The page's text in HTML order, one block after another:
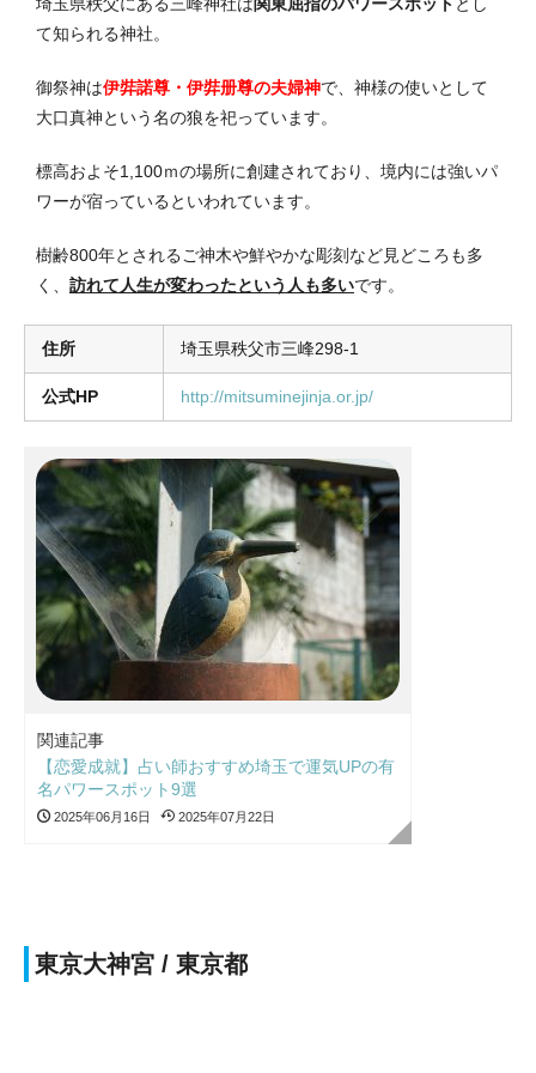
て知られる神社。
御祭神は伊弉諾尊・伊弉册尊の夫婦神で、神様の使いとして
大口真神という名の狼を祀っています。
標高およそ1,100ｍの場所に創建されており、境内には強いパ
ワーが宿っているといわれています。
樹齢800年とされるご神木や鮮やかな彫刻など見どころも多
く、 訪れて人生が変わったという人も多いです。
住所 埼玉県秩父市三峰298-1
公式HP http://mitsuminejinja.or.jp/
関連記事
【恋愛成就】占い師おすすめ埼玉で運気UPの有
名パワースポット9選
2025年06月16日 2025年07月22日
東京大神宮 / 東京都